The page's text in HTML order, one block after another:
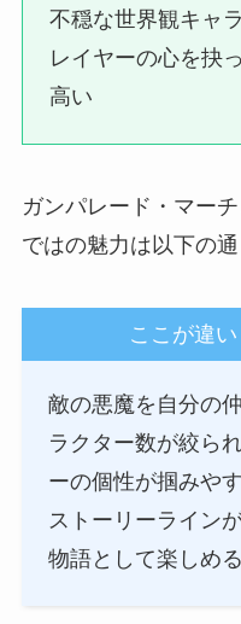
不穏な世界観キャ
レイヤーの心を抉
高い
ガンパレード・マー
ではの魅力は以下の通
ここが違
敵の悪魔を自分の
ラクター数が絞ら
ーの個性が掴みや
ストーリーライン
物語として楽しめる